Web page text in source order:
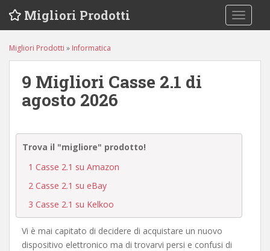
i
Migliori Prodotti
Migliori Prodotti » Informatica
9 Migliori Casse 2.1 di
agosto 2026
Trova il "migliore" prodotto!
1 Casse 2.1 su Amazon
2 Casse 2.1 su eBay
3 Casse 2.1 su Kelkoo
Vi è mai capitato di decidere di acquistare un nuovo
dispositivo elettronico ma di trovarvi persi e confusi di